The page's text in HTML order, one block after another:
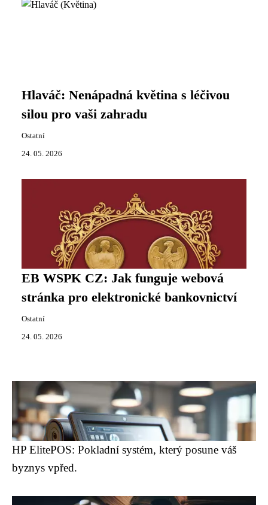
Hlaváč: Nenápadná květina s léčivou
silou pro vaši zahradu
Ostatní
24. 05. 2026
EB WSPK CZ: Jak funguje webová
stránka pro elektronické bankovnictví
Ostatní
24. 05. 2026
HP ElitePOS: Pokladní systém, který posune váš
byznys vpřed.